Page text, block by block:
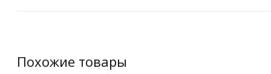
Похожие товары